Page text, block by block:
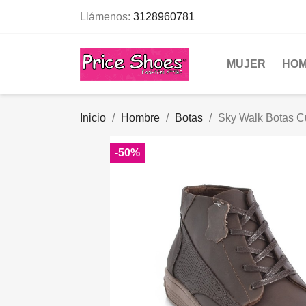
Llámenos: 3128960781
MUJER
Inicio Hombre Botas Sky Walk Botas
-50%